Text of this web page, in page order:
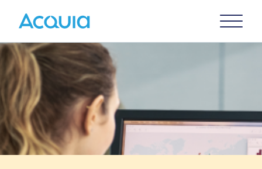
content
Menu
Image